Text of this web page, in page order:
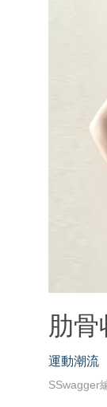
肋
運動潮流
SSwagger